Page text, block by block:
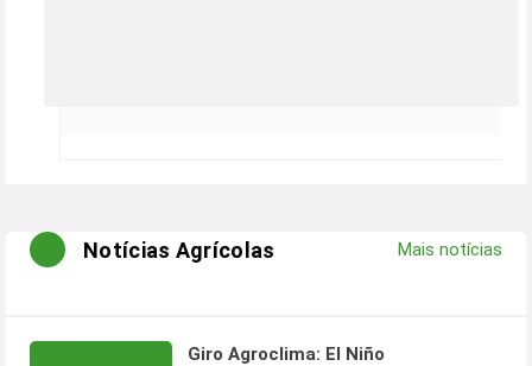
Notícias Agrícolas Mais notícias
Giro Agroclima: El Niño